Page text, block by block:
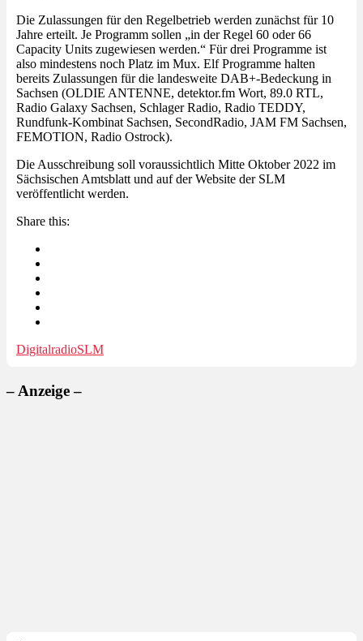
Die Zulassungen für den Regelbetrieb werden zunächst für 10
Jahre erteilt. Je Programm sollen „in der Regel 60 oder 66
Capacity Units zugewiesen werden.“ Für drei Programme ist
also mindestens noch Platz im Mux. Elf Programme halten
bereits Zulassungen für die landesweite DAB+-Bedeckung in
Sachsen (OLDIE ANTENNE, detektor.fm Wort, 89.0 RTL,
Radio Galaxy Sachsen, Schlager Radio, Radio TEDDY,
Rundfunk-Kombinat Sachsen, SecondRadio, JAM FM Sachsen,
FEMOTION, Radio Ostrock).
Die Ausschreibung soll voraussichtlich Mitte Oktober 2022 im
Sächsischen Amtsblatt und auf der Website der SLM
veröffentlicht werden.
Share this:
DigitalradioSLM
– Anzeige –